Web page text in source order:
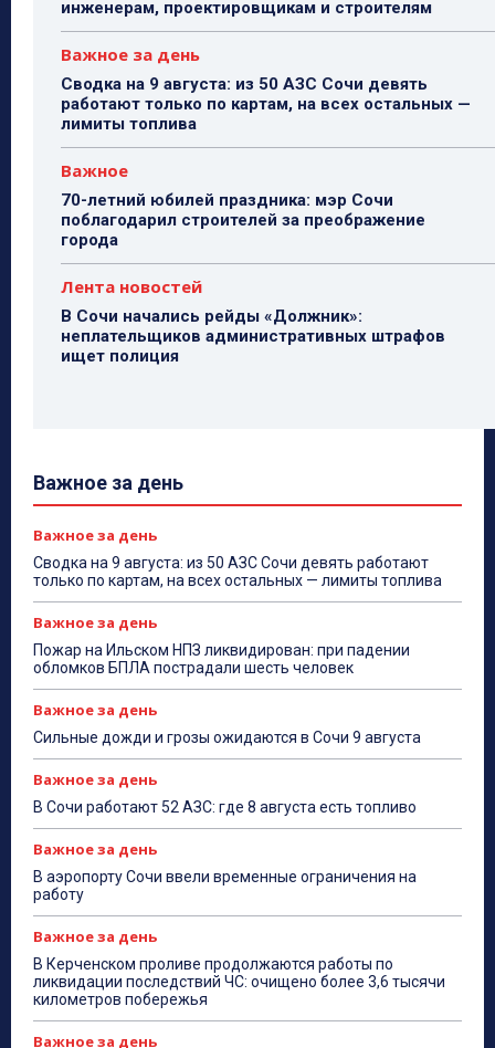
инженерам, проектировщикам и строителям
Важное за день
Сводка на 9 августа: из 50 АЗС Сочи девять
работают только по картам, на всех остальных —
лимиты топлива
Важное
70-летний юбилей праздника: мэр Сочи
поблагодарил строителей за преображение
города
Лента новостей
В Сочи начались рейды «Должник»:
неплательщиков административных штрафов
ищет полиция
Важное за день
Важное за день
Сводка на 9 августа: из 50 АЗС Сочи девять работают
только по картам, на всех остальных — лимиты топлива
Важное за день
Пожар на Ильском НПЗ ликвидирован: при падении
обломков БПЛА пострадали шесть человек
Важное за день
Сильные дожди и грозы ожидаются в Сочи 9 августа
Важное за день
В Сочи работают 52 АЗС: где 8 августа есть топливо
Важное за день
В аэропорту Сочи ввели временные ограничения на
работу
Важное за день
В Керченском проливе продолжаются работы по
ликвидации последствий ЧС: очищено более 3,6 тысячи
километров побережья
Важное за день